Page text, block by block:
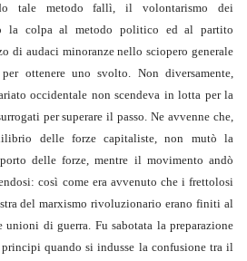
tale metodo fallì, il volontarismo dei
la colpa al metodo politico ed al partito
di audaci minoranze nello sciopero generale
ottenere uno svolto. Non diversamente,
occidentale non scendeva in lotta per la
per superare il passo. Ne avvenne che,
delle forze capitaliste, non mutò la
delle forze, mentre il movimento andò
così come era avvenuto che i frettolosi
del marxismo rivoluzionario erano finiti al
di guerra. Fu sabotata la preparazione
quando si indusse la confusione tra il